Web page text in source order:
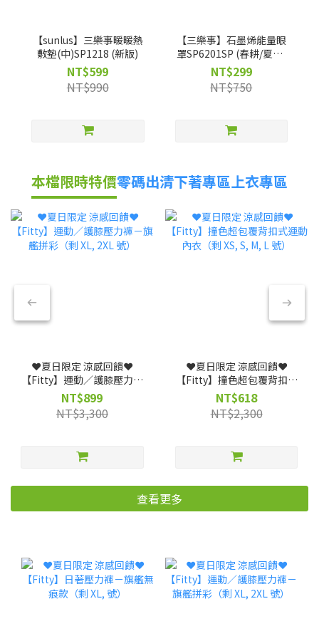
【sunlus】三樂事暖暖熱
敷墊(中)SP1218 (新版)
NT$599
NT$990
【三樂事】石墨烯能量眼
罩SP6201SP (春耕/夏耘/
秋收/冬藏)
NT$299
NT$750
本檔限時特價零碼出清下著專區上衣專區
❤️夏日限定 涼感回饋❤️
【Fitty】運動／護膝壓力褲
－旗艦拼彩（剩 XL, 2XL 號）
NT$899
NT$3,300
❤️夏日限定 涼感回饋❤️
【Fitty】撞色超包覆背扣式
運動內衣（剩 XS, S, M, L
號）
NT$618
NT$2,300
查看更多